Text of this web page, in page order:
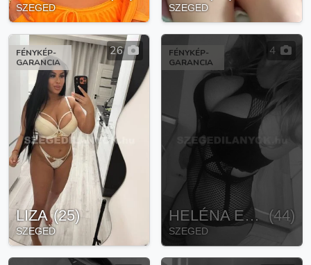
SZEGED SZEGED
FÉNYKÉP-
GARANCIA
26
LIZA (25)
SZEGED
FÉNYKÉP-
GARANCIA
4
HELÉNA EROTIKUS MASSZAZS (44)
SZEGED